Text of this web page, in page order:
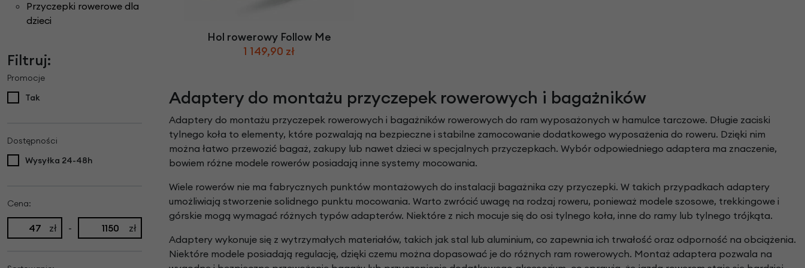
Rowery Składane
Rowerki biegowe
Rowery Cargo / transportowe
Części do rowerów elektrycznych
Dzwonki rowerowe
Hamulce rowerowe
Kasety i wolnobiegi
Kaski rowerowe
Napęd paskowy Gates
Obręcze i koła rowerowe
Przerzutki rowerowe
Siodełka rowerowe
Strida - części
Przyczepki rowerowe dla
dzieci
Filtruj:
Promocje
Tak
Dostępności
Wysyłka 24-48h
Cena:
zł - zł
Hol rowerowy Follow Me
1 149,90 zł
Adaptery do montażu przyczepek rowerowych i bagażników
Adaptery do montażu przyczepek rowerowych i bagażników rowerowych do ram wyposażonych w hamulce tarczowe. Długie zaciski
tylnego koła to elementy, które pozwalają na bezpieczne i stabilne zamocowanie dodatkowego wyposażenia do roweru. Dzięki nim
można łatwo przewozić bagaż, zakupy lub nawet dzieci w specjalnych przyczepkach. Wybór odpowiedniego adaptera ma znaczenie,
bowiem różne modele rowerów posiadają inne systemy mocowania.
Wiele rowerów nie ma fabrycznych punktów montażowych do instalacji bagażnika czy przyczepki. W takich przypadkach adaptery
umożliwiają stworzenie solidnego punktu mocowania. Warto zwrócić uwagę na rodzaj roweru, ponieważ modele szosowe, trekkingowe i
górskie mogą wymagać różnych typów adapterów. Niektóre z nich mocuje się do osi tylnego koła, inne do ramy lub tylnego trójkąta.
Adaptery wykonuje się z wytrzymałych materiałów, takich jak stal lub aluminium, co zapewnia ich trwałość oraz odporność na obciążenia.
Niektóre modele posiadają regulację, dzięki czemu można dopasować je do różnych ram rowerowych. Montaż adaptera pozwala na